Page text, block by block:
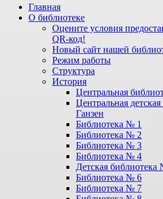
Перейти
содержимому
Главная
О библиотеке
Оцените условия
QR-код!
Новый сайт нашей
Режим работы
Структура
История
Центральная
Центральная
Ганзен
Библиотека № 1
Библиотека № 2
Библиотека № 3
Библиотека № 4
Детская библиотека
Библиотека № 6
Библиотека № 7